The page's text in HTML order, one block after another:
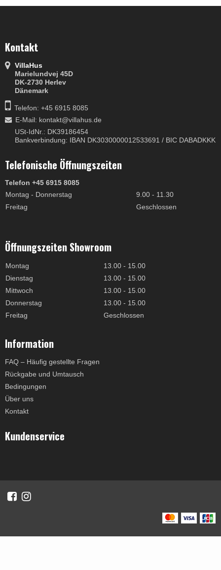
Kontakt
VillaHus
Marielundvej 45D
DK-2730 Herlev
Dänemark
Telefon: +45 6915 8085
E-Mail: kontakt@villahus.de
USt-IdNr.: DK39186454
Bankverbindung: IBAN DK3030000012533691 / BIC DABADKKK
Telefonische Öffnungszeiten
Telefon +45 6915 8085
Montag - Donnerstag
9.00 - 11.30
Freitag
Geschlossen
Öffnungszeiten Showroom
Montag
13.00 - 15.00
Dienstag
13.00 - 15.00
Mittwoch
13.00 - 15.00
Donnerstag
13.00 - 15.00
Freitag
Geschlossen
Information
FAQ – Häufig gestellte Fragen
Rückgabe und Umtausch
Bedingungen
Über uns
Kontakt
Kundenservice